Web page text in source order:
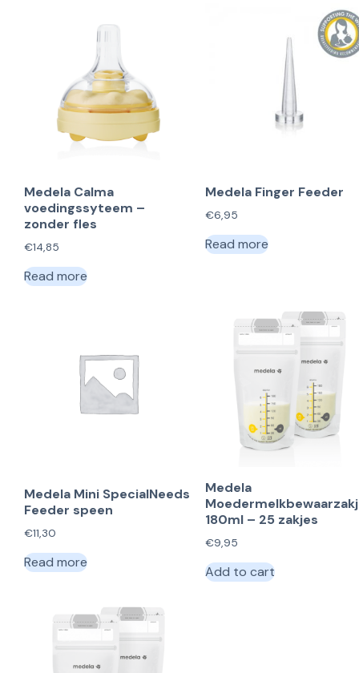
Medela Calma
voedingssyteem –
zonder fles
€14,85
Read more
Medela Finger Feeder
€6,95
Read more
Medela Mini SpecialNeeds
Feeder speen
€11,30
Read more
Medela
180ml – 25 zakjes
€9,95
Add to cart